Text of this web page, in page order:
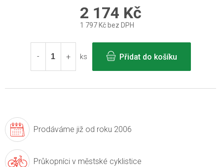
2 174 Kč
1 797 Kč bez DPH
cena:
ks
Přidat do košíku
Prodáváme již od roku 2006
Průkopníci v městské cyklistice